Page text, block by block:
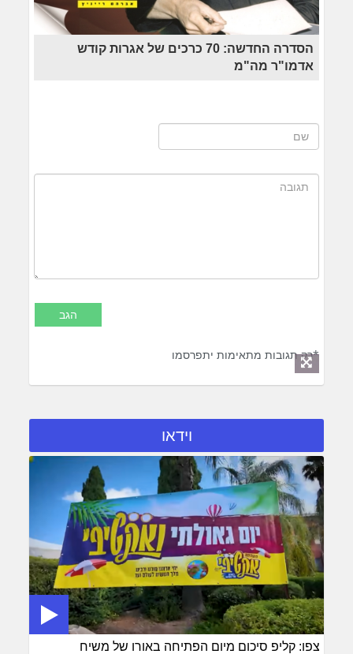
הסדרה החדשה: 70 כרכים של אגרות קודש
אדמו"ר מה"מ
*רק תגובות מתאימות יתפרסמו
וידאו
צפו: קליפ סיכום מיום הפתיחה באורו של משיח